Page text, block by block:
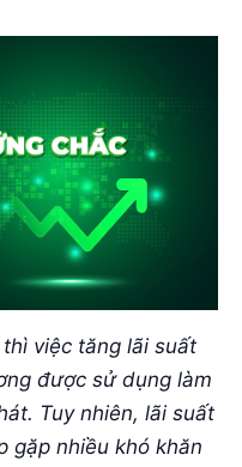
việc tăng lãi suất
được sử dụng làm
Tuy nhiên, lãi suất
gặp nhiều khó khăn